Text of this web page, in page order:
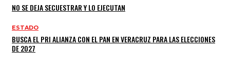
NO SE DEJA SECUESTRAR Y LO EJECUTAN
ESTADO
BUSCA EL PRI ALIANZA CON EL PAN EN VERACRUZ PARA LAS ELECCIONES
DE 2027